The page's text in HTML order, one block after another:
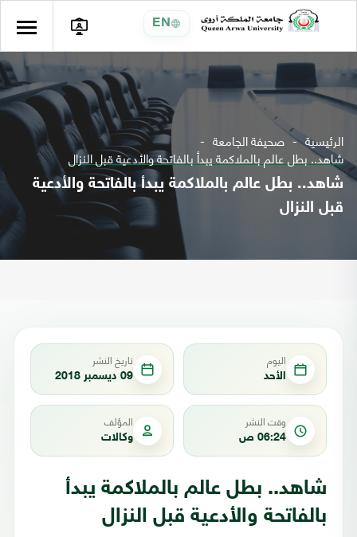
EN
الرئيسية صحيفة الجامعة
شاهد.. بطل عالم بالملاكمة يبدأ بالفاتحة والأدعية قبل النزال
شاهد.. بطل عالم بالملاكمة يبدأ بالفاتحة والأدعية
قبل النزال
اليوم
الأحد
تاريخ النشر
09 ديسمبر 2018
وقت النشر
06:24 ص
المؤلف
وكالات
شاهد.. بطل عالم بالملاكمة يبدأ
بالفاتحة والأدعية قبل النزال